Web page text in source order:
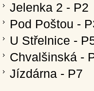
Jelenka 2 - P2
Pod Poštou -
U Střelnice -
Chvalšinská -
Jízdárna - P7